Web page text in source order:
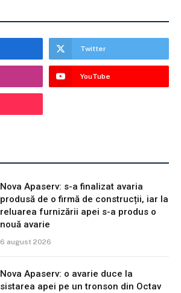
Twitter
YouTube
Nova Apaserv: s-a finalizat avaria
produsă de o firmă de construcții, iar la
reluarea furnizării apei s-a produs o
nouă avarie
6 august 2026
Nova Apaserv: o avarie duce la
sistarea apei pe un tronson din Octav